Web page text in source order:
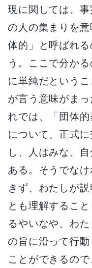
現に関しては、
の人の集まりを
体的」と呼ばれ
う。ここで分か
に単純だという
が言う意味がま
れでは、「団体
について、正式
し、人はみな、
ある。そうでな
きず、わたしが
とも理解するこ
るやいなや、わ
の旨に沿って行
ことができるの